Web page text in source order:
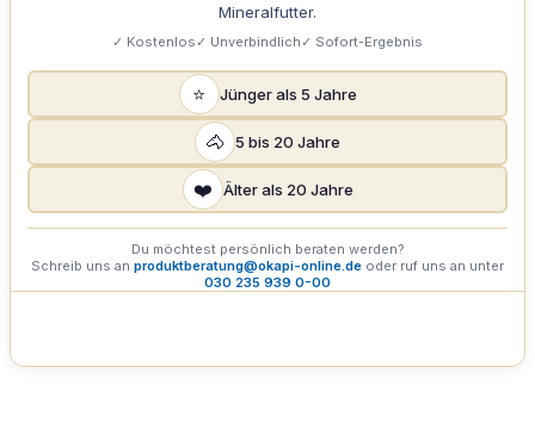
Mineralfutter.
✓ Kostenlos✓ Unverbindlich✓ Sofort-Ergebnis
⭐ Jünger als 5 Jahre
🐴 5 bis 20 Jahre
❤️ Älter als 20 Jahre
Du möchtest persönlich beraten werden?
Schreib uns an produktberatung@okapi-online.de oder ruf uns an unter
030 235 939 0-00